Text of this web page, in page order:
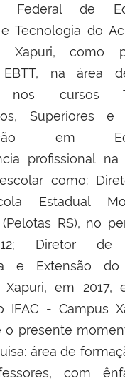
Federal de
Tecnologia do
Xapuri, como
na área
nos cursos
Superiores
em
profissional
como:
Estadual
RS), no
Diretor de
e Extensão
Xapuri, em 2017,
IFAC - Campus
o presente
área de
com